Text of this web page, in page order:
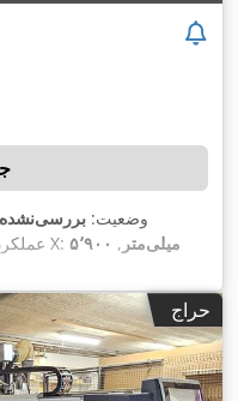
وضعیت:
, مسافت جابجایی محور X: ۵٬۹۰۰ میلی‌متر ,
۶۰ متر/دقیقه, حداکثر
حراج